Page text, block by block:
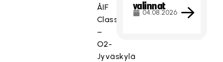
ÅIF
Classic
–
O2-
Jyväskylä
valinnat
04.08.2026